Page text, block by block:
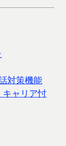
対策機能
キャリア忖